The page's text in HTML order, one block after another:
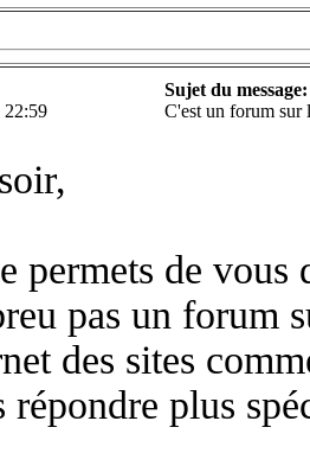
22:59
Sujet du message:
C'est un forum sur
permets de
pas un forum
des sites
répondre plus